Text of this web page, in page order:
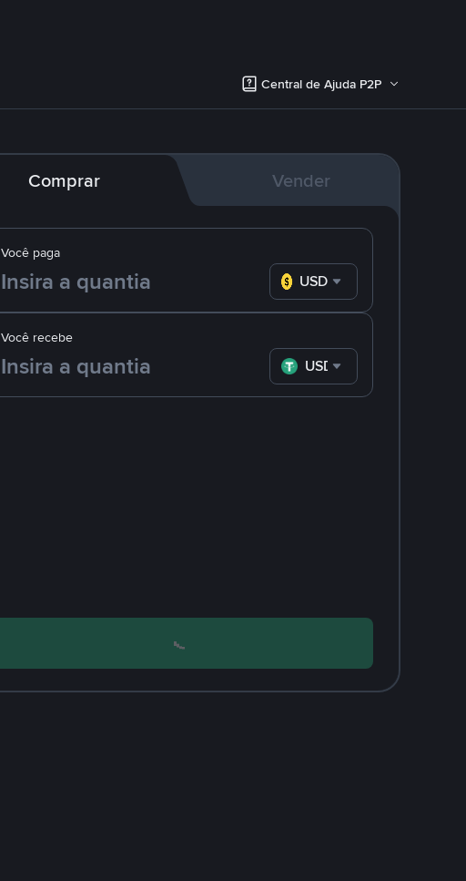
Central de Ajuda P2P
Comprar Vender
Você paga
USD
Você recebe
USDT